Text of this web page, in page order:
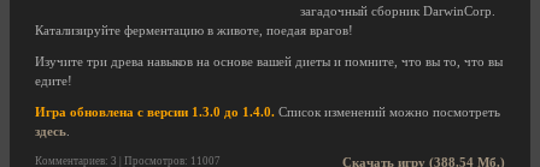
загадочный сборник DarwinCorp.
Катализируйте ферментацию в животе, поедая врагов!
Изучите три древа навыков на основе вашей диеты и помните, что вы то, что вы
едите!
Игра обновлена с версии 1.3.0 до 1.4.0. Список изменений можно посмотреть
здесь
Скачать игру (388.54 Мб.)
Комментариев: 3 | Просмотров: 11007